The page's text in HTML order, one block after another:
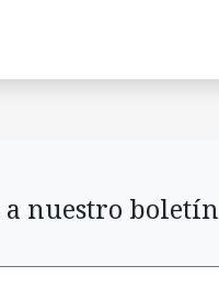
a nuestro boletín